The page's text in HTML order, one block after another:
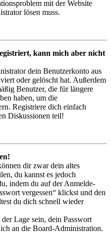
mit der Website
lösen muss.
kann mich aber nicht
dein Benutzerkonto aus
oder gelöscht hat. Außerdem
Benutzer, die für längere
haben, um die
Registriere dich einfach
Diskussionen teil!
dir zwar dein altes
du kannst es jedoch
indem du auf der Anmelde-
vergessen“ klickst und den
du dich schnell wieder
Lage sein, dein Passwort
an die Board-Administration.